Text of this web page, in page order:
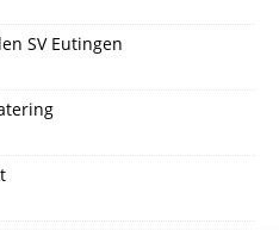
SV Eutingen